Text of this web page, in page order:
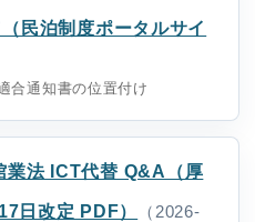
民泊制度ポータルサイ
合通知書の位置付け
業法 ICT代替 Q&A（厚
日改定 PDF）
（2026-